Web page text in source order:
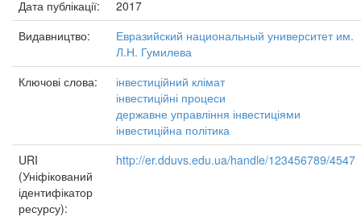
Дата публікації:
2017
Видавництво:
Евразийский национальный университет им.
Л.Н. Гумилева
Ключові слова:
інвестиційний клімат
інвестиційні процеси
державне управління інвестиціями
інвестиційна політика
URI
(Уніфікований
ідентифікатор
ресурсу):
http://er.dduvs.edu.ua/handle/123456789/4547